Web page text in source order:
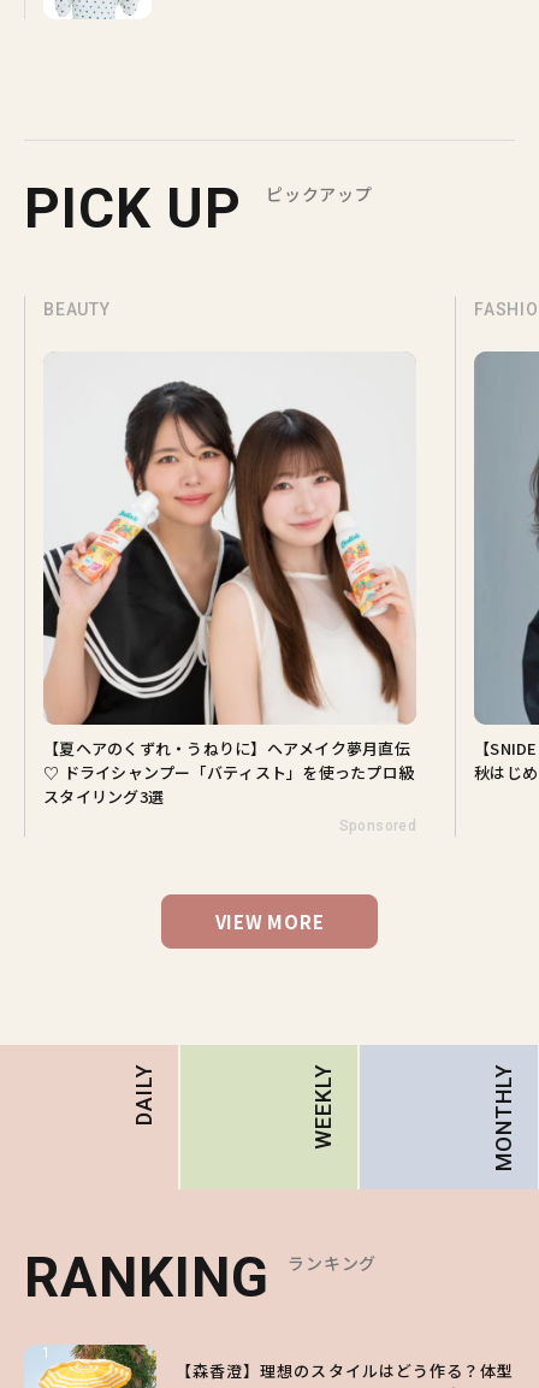
PICK UP ピックアップ
BEAUTY
【夏ヘアのくずれ・うねりに】ヘアメイク夢月直伝
♡ ドライシャンプー「バティスト」を使ったプロ級
スタイリング3選
Sponsored
【
秋はじ
VIEW MORE
DAILY WEEKLY MONTHLY
RANKING ランキング
1
【森香澄】理想のスタイルはどう作る？体型
RANKING ランキング
1
【ハローキティ】がスシローと初コラボ♡
RANKING ランキング
1
【SNIDEL】長濱ねるとロマンティックトラ